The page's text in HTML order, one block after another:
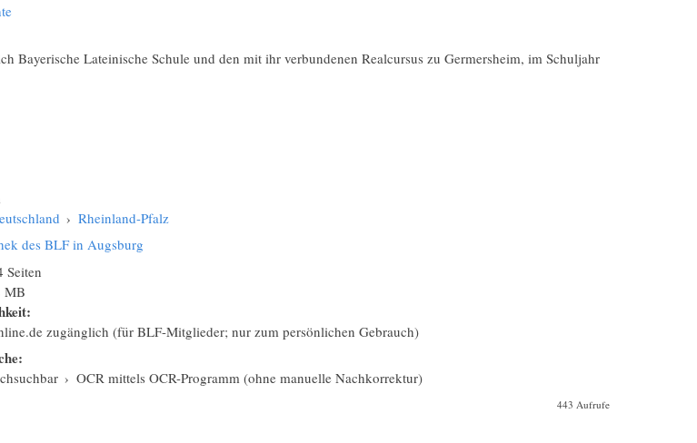
Bayerische Lateinische Schule und den mit ihr verbundenen Realcursus zu Germersheim, im Schuljahr
› Rheinland-Pfalz
des BLF in Augsburg
Seiten
MB
zugänglich (für BLF-Mitglieder; nur zum persönlichen Gebrauch)
› OCR mittels OCR-Programm (ohne manuelle Nachkorrektur)
443 Aufrufe